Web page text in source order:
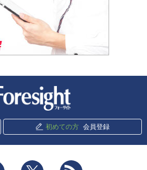
初めての方 会員登録
Facebook Twitter